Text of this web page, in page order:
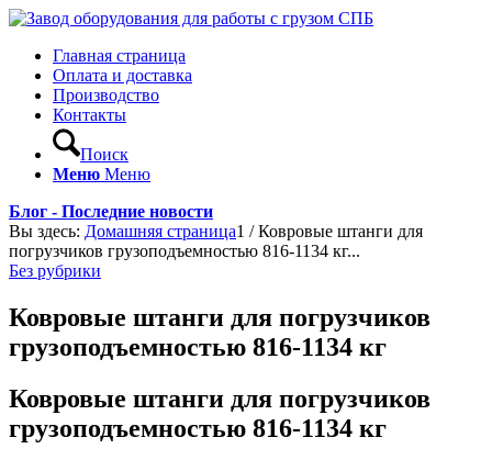
Главная страница
Оплата и доставка
Производство
Контакты
Поиск
Меню Меню
Блог - Последние новости
Вы здесь: Домашняя страница1 / Ковровые штанги для
погрузчиков грузоподъемностью 816-1134 кг...
Без рубрики
Ковровые штанги для погрузчиков
грузоподъемностью 816-1134 кг
Ковровые штанги для погрузчиков
грузоподъемностью 816-1134 кг